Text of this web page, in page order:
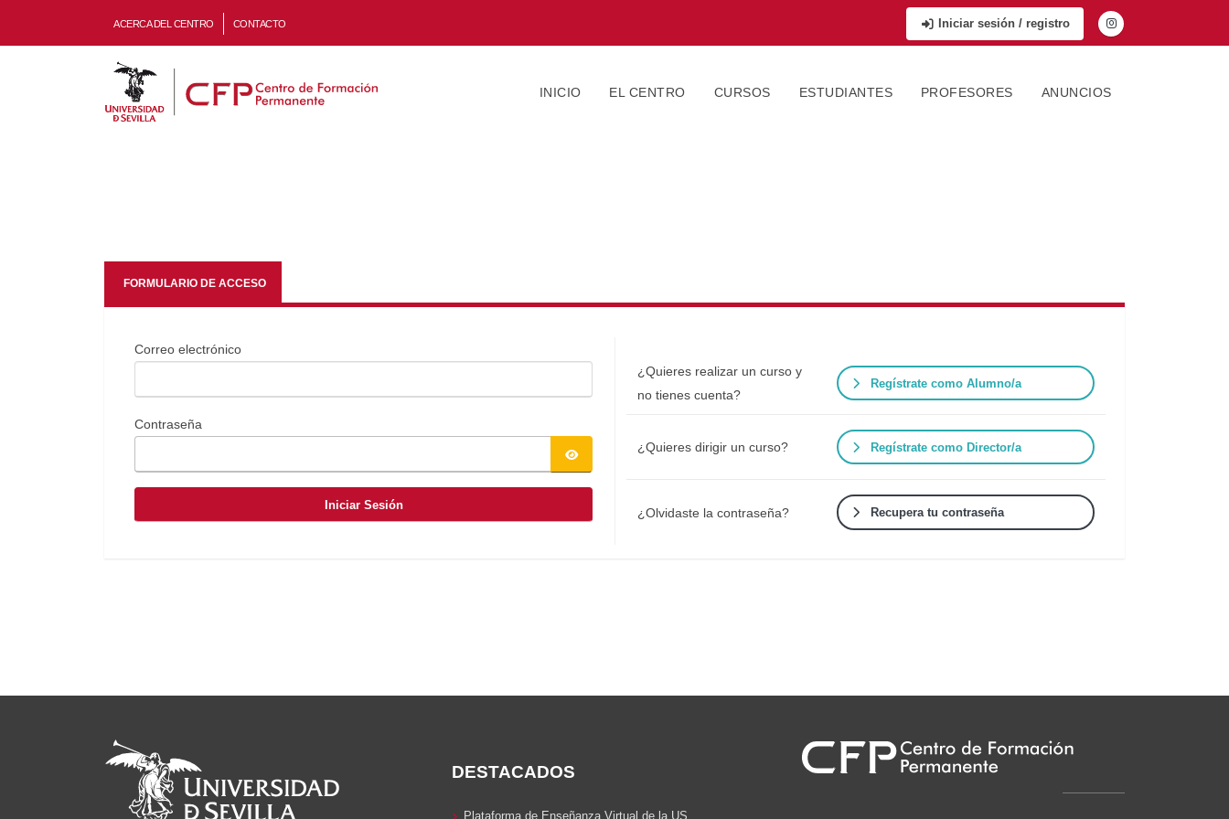
ACERCA DEL CENTRO CONTACTO Iniciar sesión / registro
INICIO EL CENTRO CURSOS ESTUDIANTES PROFESORES ANUNCIOS
FORMULARIO DE ACCESO
Correo electrónico
Contraseña
Iniciar Sesión
¿Quieres realizar un curso y
no tienes cuenta?
Regístrate como Alumno/a
¿Quieres dirigir un curso? Regístrate como Director/a
¿Olvidaste la contraseña? Recupera tu contraseña
DESTACADOS
Plataforma de Enseñanza Virtual de la US